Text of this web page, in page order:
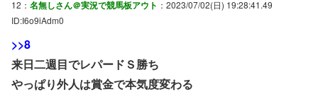
12： 名無しさん＠実況で競馬板アウト ：2023/07/02(日) 19:28:41.49
ID:I6o9iAdm0
>>8
来日二週目でレパードＳ勝ち
やっぱり外人は賞金で本気度変わる